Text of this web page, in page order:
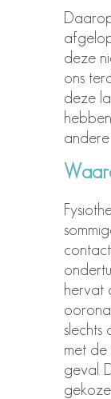
deze
ons
deze
hervat
slechts
met
geval.